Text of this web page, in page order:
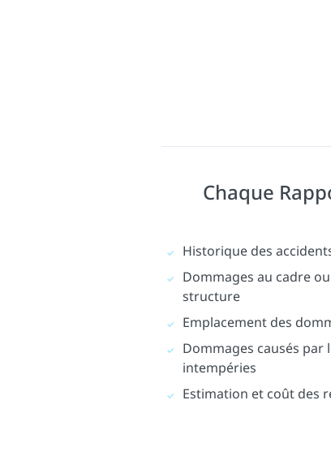
Chaque
Historique des
Dommages au cadre
structure
Emplacement des
Dommages causés par
intempéries
Estimation et coût des